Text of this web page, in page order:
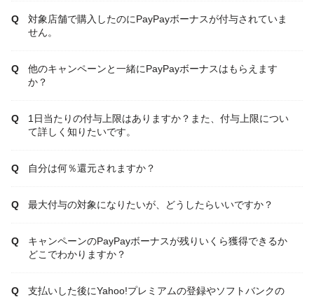
対象店舗で購入したのにPayPayボーナスが付与されていま
せん。
他のキャンペーンと一緒にPayPayボーナスはもらえます
か？
1日当たりの付与上限はありますか？また、付与上限につい
て詳しく知りたいです。
自分は何％還元されますか？
最大付与の対象になりたいが、どうしたらいいですか？
キャンペーンのPayPayボーナスが残りいくら獲得できるか
どこでわかりますか？
支払いした後にYahoo!プレミアムの登録やソフトバンクの